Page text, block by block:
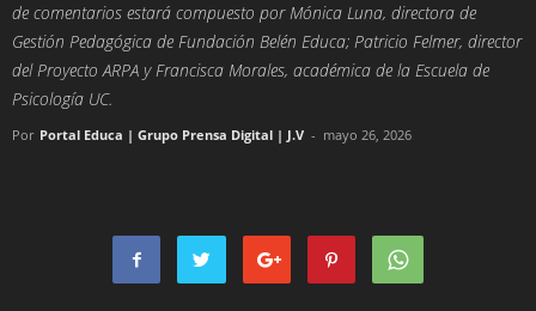
de comentarios estará compuesto por Mónica Luna, directora de
Gestión Pedagógica de Fundación Belén Educa; Patricio Felmer, director
del Proyecto ARPA y Francisca Morales, académica de la Escuela de
Psicología UC.
Por Portal Educa | Grupo Prensa Digital | J.V - mayo 26, 2026